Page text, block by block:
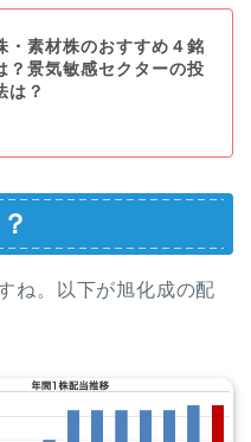
・素材株のおすすめ４銘
？景気敏感セクターの投
は？
ね。以下が旭化成の配